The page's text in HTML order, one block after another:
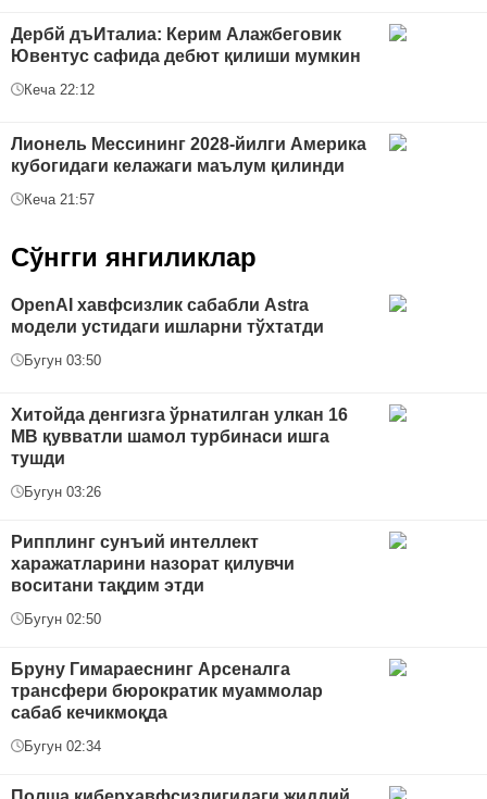
Дербй дъИталиа: Керим Алажбеговик
Ювентус сафида дебют қилиши мумкин
Кеча 22:12
Лионель Мессининг 2028-йилги Америка
кубогидаги келажаги маълум қилинди
Кеча 21:57
Сўнгги янгиликлар
OpenAI хавфсизлик сабабли Astra
модели устидаги ишларни тўхтатди
Бугун 03:50
Хитойда денгизга ўрнатилган улкан 16
МВ қувватли шамол турбинаси ишга
тушди
Бугун 03:26
Рипплинг сунъий интеллект
харажатларини назорат қилувчи
воситани тақдим этди
Бугун 02:50
Бруну Гимараеснинг Арсеналга
трансфери бюрократик муаммолар
сабаб кечикмоқда
Бугун 02:34